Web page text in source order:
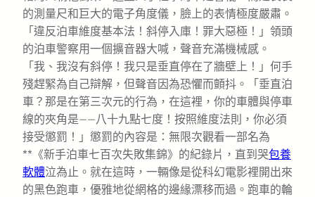
的測量尺和巨大的電子角度儀，臉上的表情極度嚴肅。
「違反泊車維度基本法！斜停入庫！罪大惡極！」領頭
的泊車警察用一個擴音器大喊，聲音充滿機械感。
「我、我沒有斜停！我只是垂直停在了牆壁上！」何手
殘趕緊為自己辯解，但聲音因為恐懼而顫抖。「垂直泊
車？那是在第三次元的行為，在這裡，你的車體與停車
線的夾角是——八十九點七度！按照維度法則，你必須
接受懲罰！」懲罰的內容是：無限次觀看一部名為
**《新手泊車七百次失敗集錦》的紀錄片，直到哭包養
軟體泣為止。就在這時，一輛像是從科幻電影裡開出來
的黑色跑車，優雅地從網格的邊緣漂移而過。跑車的輪